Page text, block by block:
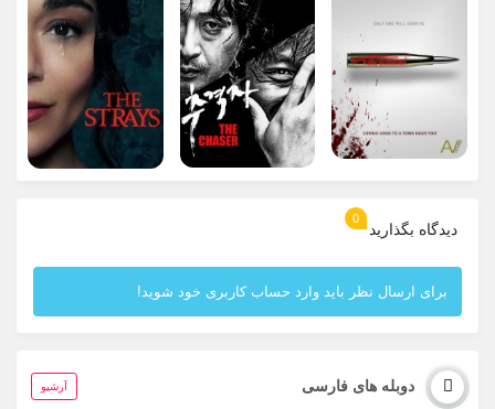
دیدگاه بگذارید
0
برای ارسال نظر باید وارد حساب کاربری خود شوید!
دوبله های فارسی آرشیو